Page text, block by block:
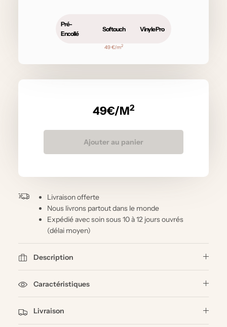
Pré-
Encollé
Softouch Vinyle Pro
49 €/m2
49€/M2
Ajouter au panier
Livraison offerte
Nous livrons partout dans le monde
Expédié avec soin sous 10 à 12 jours ouvrés
(délai moyen)
Description
Caractéristiques
Livraison